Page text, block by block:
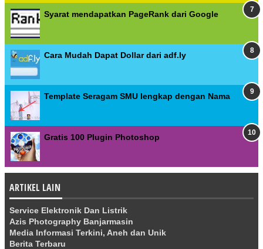
Syarat mendapatkan PageRank dari Google
Cara Mudah Dapat Dollar dari adf.ly
Template Seragam SMU lengkap dengan Nama
Gratis 100 Plugin Photoshop
ARTIKEL LAIN
Service Elektronik Dan Listrik
Azis Photography Banjarmasin
Media Informasi Terkini, Aneh dan Unik
Berita Terbaru